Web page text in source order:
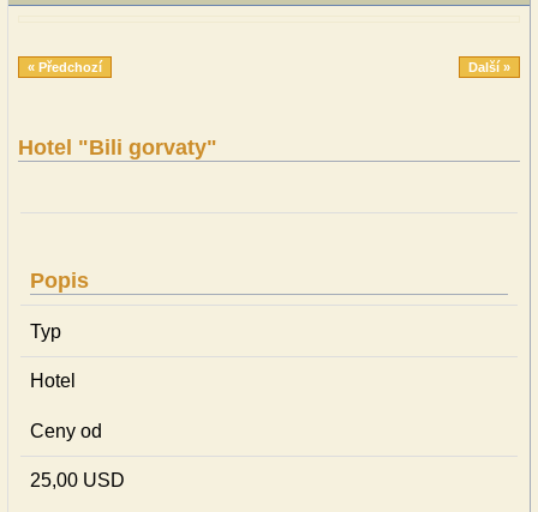
« Předchozí Další »
Hotel "Bili gorvaty"
Popis
Typ
Hotel
Ceny od
25,00 USD